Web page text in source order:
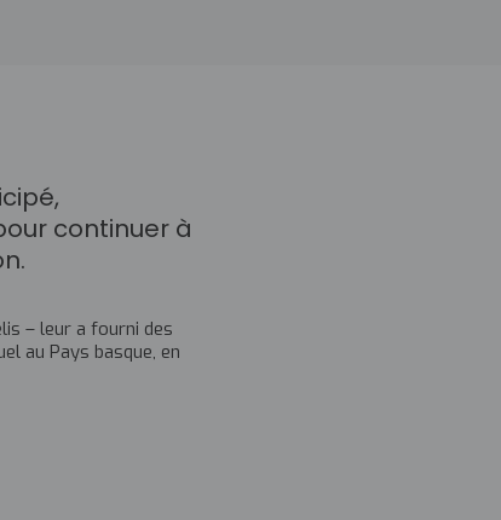
continuer à
– leur a fourni des
au Pays basque, en